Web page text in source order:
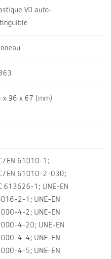
V0 auto-
x 96 x 67 (mm)
EN 61010-1;
EN 61010-2-030;
613626-1; UNE-EN
2-1; UNE-EN
4-2; UNE-EN
4-20; UNE-EN
4-4; UNE-EN
4-5; UNE-EN